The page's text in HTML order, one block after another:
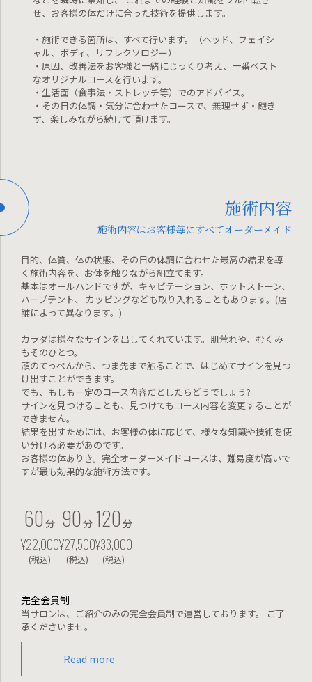
せ、お客様の体だけに合った技術を提供します。
・施術できる箇所は、すべて行います。（ヘッド、フェイシ
ャル、ボディ、リフレクソロジー）
・原因、改善法をお客様と一緒にじっくり考え、一番ベスト
なオリジナルコースを行います。
・生活面（食事法・ストレッチ等）でのアドバイス。
・その日の体調・気分に合わせたコースで、無理せず・飽き
ず、楽しみながら続けて頂けます。
施術内容
施術内容はお客様毎にすべてオーダーメイド
目的、体質、体の状態、その日の体調に合わせた最高の結果を導
く施術内容を、お体を触りながら組立てます。
基本はオールハンドですが、キャビテーション、ホットストーン、
ハーブテント、
カッピングなども取り入れることもあります。(店
舗によって異なります。)
カラダは様々なサインを出してくれています。肌荒れや、むくみ
もそのひとつ。
頭のてっぺんから、つま先まで触ることで、はじめてサインを見つ
け出すことができます。
でも、もしも一定のコース内容だとしたらどうでしょう?
サインを見つけることも、見つけてもコース内容を変更することが
できません。
結果を出すためには、お客様の体に応じて、様々な知識や技術を使
い分ける必要があのです。
お客様の体ありき。完全オーダーメイドコースは、難易度が高いで
すが最も効果的な施術方法です。
60 分
¥22,000
(税込)
90 分
¥27,500
(税込)
120 分
分
¥33,000
(税込)
完全会員制
当サロンは、ご紹介のみの完全会員制で運営しております。
ご了
承くださいませ。
Read more